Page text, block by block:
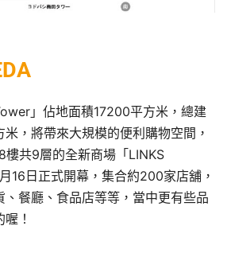
」佔地面積17200平方米，總建
，將帶來大規模的便利購物空間，
樓共9層的全新商場「LINKS
16日正式開幕，集合約200家店舖，
、餐廳、食品店等等，當中更有些品
！